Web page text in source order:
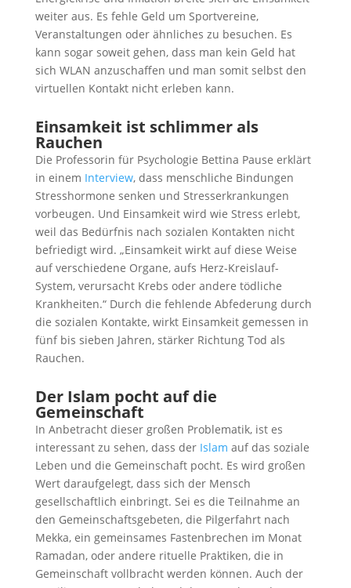
weiter aus. Es fehle Geld um Sportvereine,
Veranstaltungen oder ähnliches zu besuchen. Es
kann sogar soweit gehen, dass man kein Geld hat
sich WLAN anzuschaffen und man somit selbst den
virtuellen Kontakt nicht erleben kann.
Einsamkeit ist schlimmer als
Rauchen
Die Professorin für Psychologie Bettina Pause erklärt
in einem Interview, dass menschliche Bindungen
Stresshormone senken und Stresserkrankungen
vorbeugen. Und Einsamkeit wird wie Stress erlebt,
weil das Bedürfnis nach sozialen Kontakten nicht
befriedigt wird. „Einsamkeit wirkt auf diese Weise
auf verschiedene Organe, aufs Herz-Kreislauf-
System, verursacht Krebs oder andere tödliche
Krankheiten.“ Durch die fehlende Abfederung durch
die sozialen Kontakte, wirkt Einsamkeit gemessen in
fünf bis sieben Jahren, stärker Richtung Tod als
Rauchen.
Der Islam pocht auf die
Gemeinschaft
In Anbetracht dieser großen Problematik, ist es
interessant zu sehen, dass derIslam auf das soziale
Leben und die Gemeinschaft pocht. Es wird großen
Wert daraufgelegt, dass sich der Mensch
gesellschaftlich einbringt. Sei es die Teilnahme an
den Gemeinschaftsgebeten, die Pilgerfahrt nach
Mekka, ein gemeinsames Fastenbrechen im Monat
Ramadan, oder andere rituelle Praktiken, die in
Gemeinschaft vollbracht werden können. Auch der